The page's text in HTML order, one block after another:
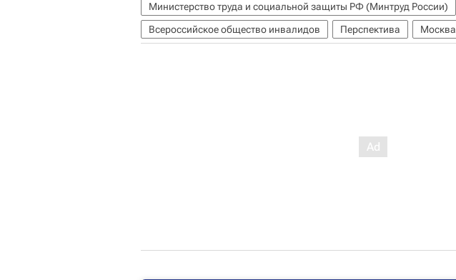
Министерство труда и социальной защиты РФ (Минтруд России)
Всероссийское общество инвалидов
Перспектива Москва